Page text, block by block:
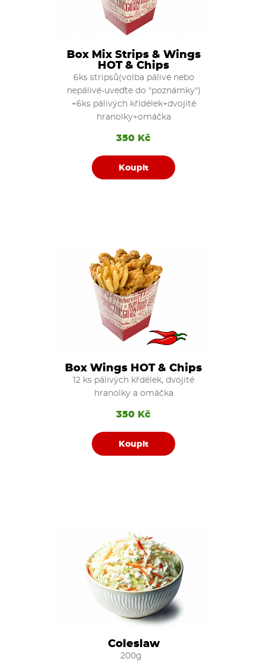
Box Mix Strips & Wings
HOT & Chips
6ks stripsů(volba pálivé nebo
nepálivé-uveďte do "poznámky")
+6ks pálivých křídélek+dvojité
hranolky+omáčka
350 Kč
Koupit
Box Wings HOT & Chips
12 ks pálivých křdélek, dvojité
hranolky a omáčka
350 Kč
Koupit
Coleslaw
200g